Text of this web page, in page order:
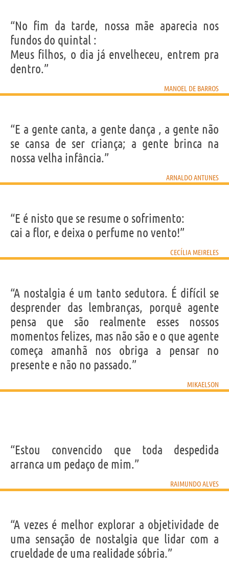
“No fim da tarde, nossa mãe aparecia nos
fundos do quintal :
Meus filhos, o dia já envelheceu, entrem pra
dentro.”
MANOEL DE BARROS
“E a gente canta, a gente dança , a gente não
se cansa de ser criança; a gente brinca na
nossa velha infância.”
ARNALDO ANTUNES
“E é nisto que se resume o sofrimento:
cai a flor, e deixa o perfume no vento!”
CECÍLIA MEIRELES
“A nostalgia é um tanto sedutora. É difícil se
desprender das lembranças, porquê agente
pensa que são realmente esses nossos
momentos felizes, mas não são e o que agente
começa amanhã nos obriga a pensar no
presente e não no passado.”
MIKAELSON
“Estou convencido que toda despedida
arranca um pedaço de mim.”
RAIMUNDO ALVES
“A vezes é melhor explorar a objetividade de
uma sensação de nostalgia que lidar com a
crueldade de uma realidade sóbria.”